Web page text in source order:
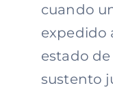
cuando
expedido
estado
sustento